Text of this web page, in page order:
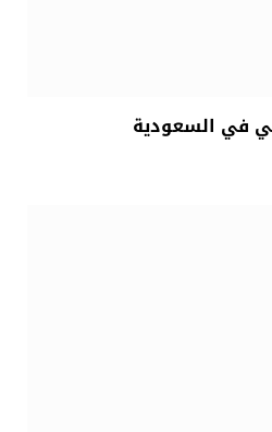
في السعودية